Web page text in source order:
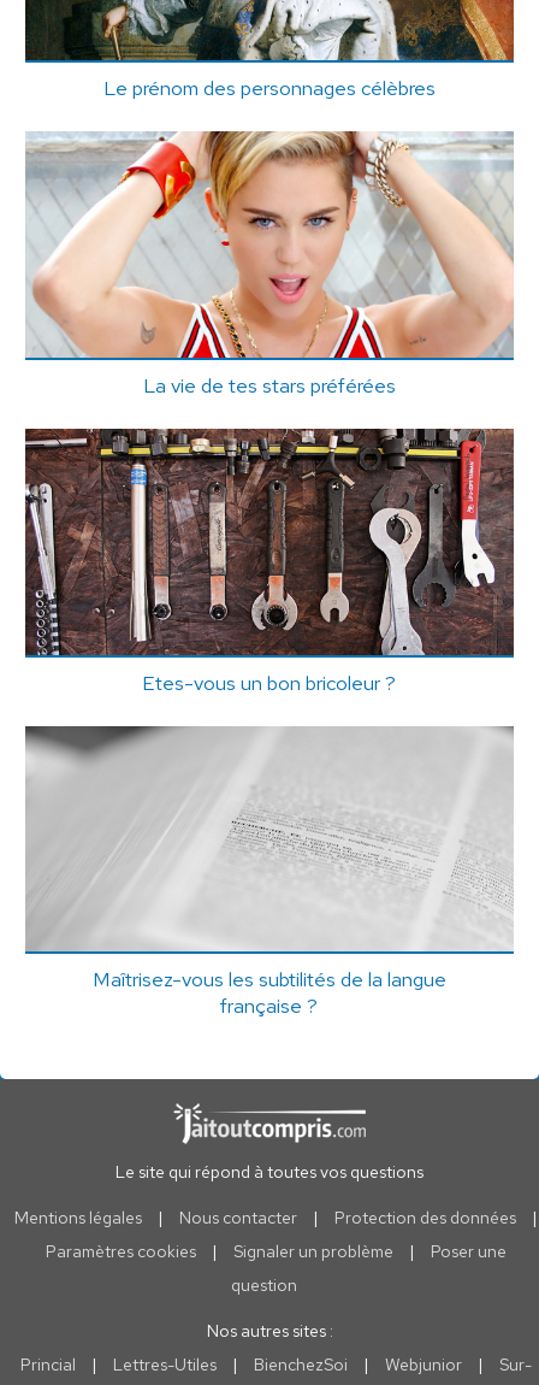
Le prénom des personnages célèbres
La vie de tes stars préférées
Etes-vous un bon bricoleur ?
Maîtrisez-vous les subtilités de la langue
française ?
Le site qui répond à toutes vos questions
Mentions légales | Nous contacter | Protection des données
|
Paramètres cookies
| Signaler un problème |
Poser une
question
Nos autres sites :
Princial
| Lettres-Utiles | BienchezSoi | Webjunior | Sur-